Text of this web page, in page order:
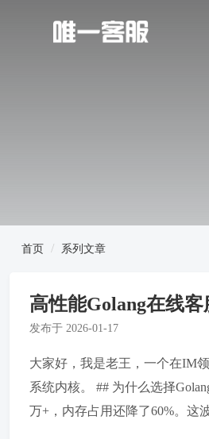
首页 系列文章
高性能Golang在线
发布于 2026-01-17
大家好，我是老王，一个在IM
系统内核。 ## 为什么选择
万+，内存占用还降了60%。这